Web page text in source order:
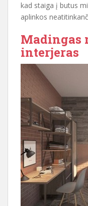
kad staiga į butus
aplinkos
Madingas
interjeras